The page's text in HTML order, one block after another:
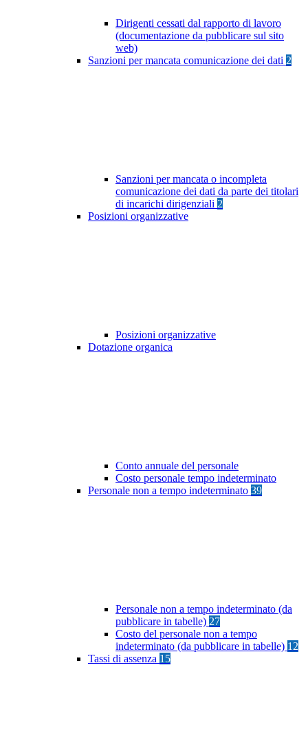
Dirigenti cessati dal rapporto di lavoro
(documentazione da pubblicare sul sito
web)
Sanzioni per mancata comunicazione dei dati 2
Sanzioni per mancata o incompleta
comunicazione dei dati da parte dei titolari
di incarichi dirigenziali 2
Posizioni organizzative
Posizioni organizzative
Dotazione organica
Conto annuale del personale
Costo personale tempo indeterminato
Personale non a tempo indeterminato 39
Personale non a tempo indeterminato (da
pubblicare in tabelle) 27
Costo del personale non a tempo
indeterminato (da pubblicare in tabelle) 12
Tassi di assenza 15